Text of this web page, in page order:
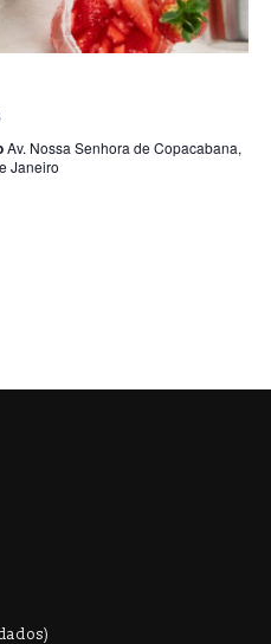
a
i
d
Av. Nossa Senhora de Copacabana,
Janeiro